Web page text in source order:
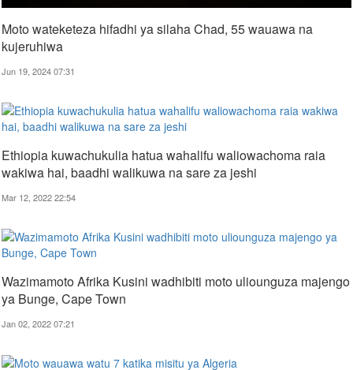
Moto wateketeza hifadhi ya silaha Chad, 55 wauawa na
kujeruhiwa
Jun 19, 2024 07:31
Ethiopia kuwachukulia hatua wahalifu waliowachoma raia
wakiwa hai, baadhi walikuwa na sare za jeshi
Mar 12, 2022 22:54
Wazimamoto Afrika Kusini wadhibiti moto uliounguza majengo
ya Bunge, Cape Town
Jan 02, 2022 07:21